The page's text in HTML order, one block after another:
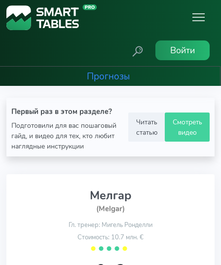
Войти
Прогнозы
Первый раз в этом разделе?
Подготовили для вас пошаговый
гайд, и видео для тех, кто любит
наглядные инструкции
Читать
статью
Смотреть
видео
Мелгар
(Melgar)
Гл. тренер: Мигель Ронделли
Стоимость: 10.7 млн. €
⬤ ⬤ ⬤ ⬤ ⬤